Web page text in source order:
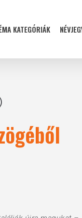
KATEGÓRIÁK